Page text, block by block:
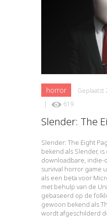
horror Geplaatst
|
619
Slender: The
Slender: The Eight
bekend als Slender, is
downloadbare, indie-
survival horror game
als een beta voor
met behulp van de
gebaseerd op de
gewoon bekend als
wordt afgeschilderd